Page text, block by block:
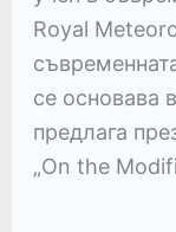
Royal
се основава
предлага
„On the